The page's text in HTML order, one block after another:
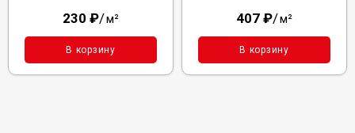
230 ₽/м²
В корзину
407 ₽/м²
В корзину